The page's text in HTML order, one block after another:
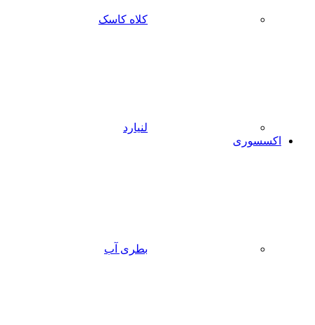
کلاه کاسک
لنیارد
اکسسوری
بطری آب